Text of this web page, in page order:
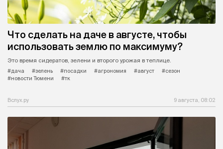
Что сделать на даче в августе, чтобы
использовать землю по максимуму?
Это время сидератов, зелени и второго урожая в теплице.
#дача
#зелень #посадки #агрономия #август
#сезон
#новости Тюмени
#тк
Вслух.ру 9 августа, 08:02